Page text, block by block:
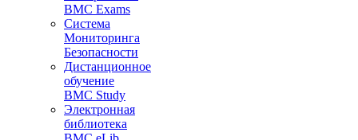
BMC Exams
Система
Мониторинга
Безопасности
Дистанционное
обучение
BMC Study
Электронная
библиотека